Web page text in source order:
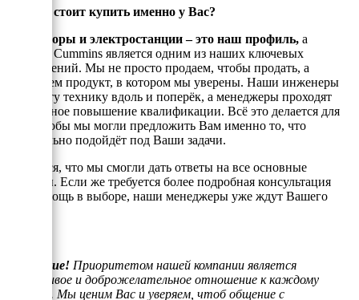
Почему стоит купить именно у Вас?
Генераторы и электростанции – это наш профиль, а
техника Cummins является одним из наших ключевых
направлений. Мы не просто продаем, чтобы продать, а
реализуем продукт, в котором мы уверены. Наши инженеры
знают эту технику вдоль и поперёк, а менеджеры проходят
постоянное повышение квалификации. Всё это делается для
того, чтобы мы могли предложить Вам именно то, что
оптимально подойдёт под Ваши задачи.
Надеемся, что мы смогли дать ответы на все основные
вопросы. Если же требуется более подробная консультация
или помощь в выборе, наши менеджеры уже ждут Вашего
Внимание! Приоритетом нашей компании является
отзывчивое и доброжелательное отношение к каждому
клиенту. Мы ценим Вас и уверяем, чтоб общение с